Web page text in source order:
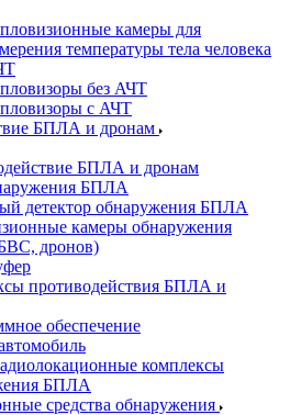
камеры для
температуры тела человека
без АЧТ
с АЧТ
БПЛА и дронам
БПЛА и дронам
БПЛА
детектор обнаружения БПЛА
камеры обнаружения
дронов)
противодействия БПЛА и
обеспечение
комплексы
БПЛА
средства обнаружения